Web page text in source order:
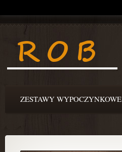
ZESTAWY WYPOCZYNKOWE